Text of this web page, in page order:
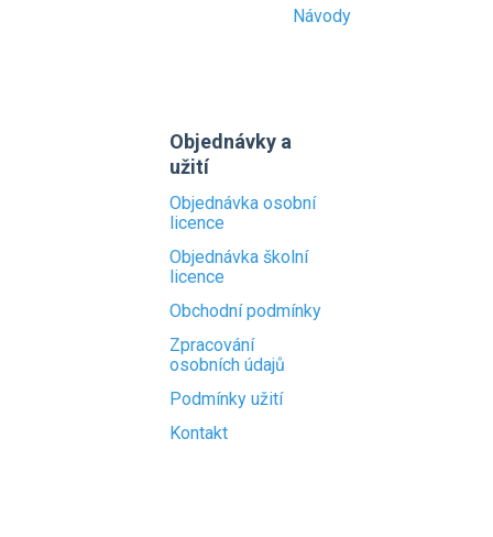
Návody
Objednávky a
užití
Objednávka osobní
licence
Objednávka školní
licence
Obchodní podmínky
Zpracování
osobních údajů
Podmínky užití
Kontakt